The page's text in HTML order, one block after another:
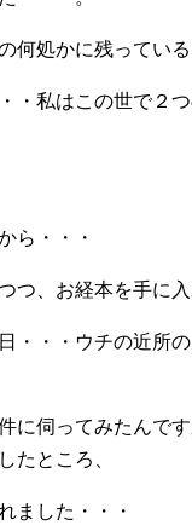
何処かに残っている
・私はこの世で２
ら・・・
つ、お経本を手に入
・・・ウチの近所
に伺ってみたんで
たところ、
ました・・・